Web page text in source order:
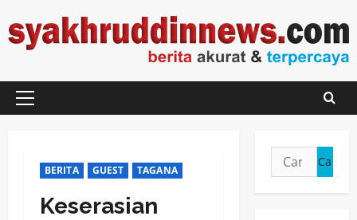
to
content
Primary
BERITA GUEST TAGANA
Keserasian
Cari
untuk: